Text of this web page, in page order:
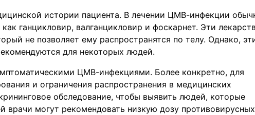
истории пациента. В лечении ЦМВ-инфекции
ганцикловир, валганцикловир и фоскарнет. Эти
не позволяет ему распространятся по телу. Однако,
для некоторых людей.
ЦМВ-инфекциями. Более конкретно, для
и ограничения распространения в медицинских
обследование, чтобы выявить людей, которые
врачи могут рекомендовать низкую дозу противовирусных